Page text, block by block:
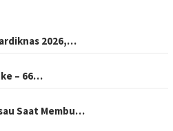
2026,…
– 66…
Saat Membu…